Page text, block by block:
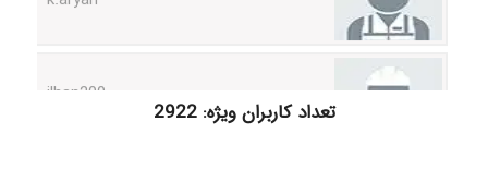
تعداد کاربران ویژه: 2922